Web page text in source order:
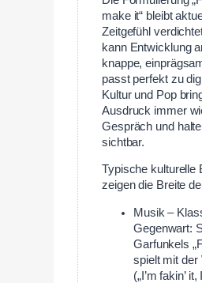
make it“ bleibt
Zeitgefühl
kann Entwicklung
knappe,
passt perfekt zu
Kultur und Pop
Ausdruck immer
Gespräch und
sichtbar.
Typische kulturelle
zeigen die Breite
Musik –
Gegenwart:
Garfunkels
spielt mit der
(„I’m fakin’